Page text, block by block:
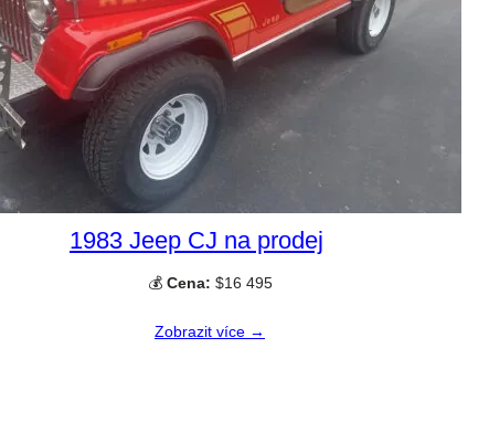
1983 Jeep CJ na prodej
💰 Cena: $16 495
Zobrazit více →